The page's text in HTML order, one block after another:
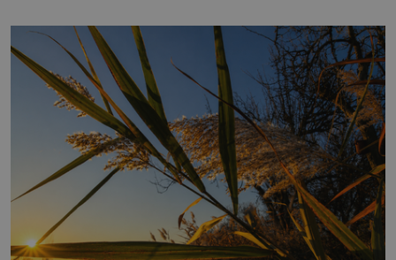
základní složky– sodík a chlór – jsou zásadní pro
správné hospodaření